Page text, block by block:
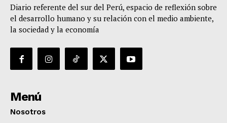
Diario referente del sur del Perú, espacio de reflexión sobre
el desarrollo humano y su relación con el medio ambiente,
la sociedad y la economía
Menú
Nosotros